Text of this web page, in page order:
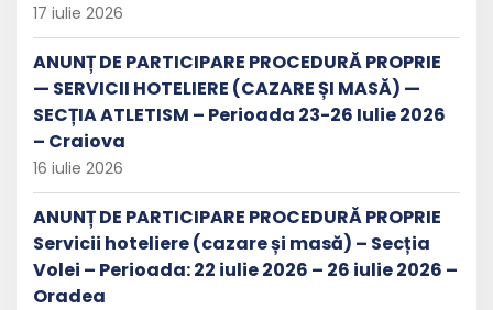
17 iulie 2026
ANUNȚ DE PARTICIPARE PROCEDURĂ PROPRIE
— SERVICII HOTELIERE (CAZARE ȘI MASĂ) —
SECȚIA ATLETISM – Perioada 23-26 Iulie 2026
– Craiova
16 iulie 2026
ANUNȚ DE PARTICIPARE PROCEDURĂ PROPRIE
Servicii hoteliere (cazare și masă) – Secția
Volei – Perioada: 22 iulie 2026 – 26 iulie 2026 –
Oradea